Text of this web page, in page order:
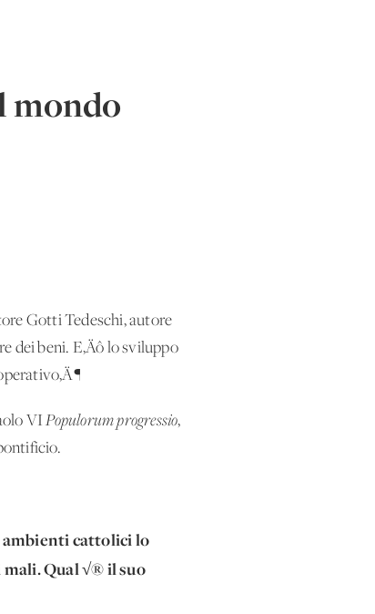
mondo
Gotti Tedeschi, autore
dei beni. E‚Äô lo sviluppo
VIPopulorum progressio,
ambienti cattolici lo
Qual √® il suo